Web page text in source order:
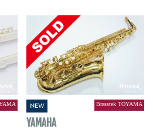
NEW Brasstek TOYAMA
YAMAHA